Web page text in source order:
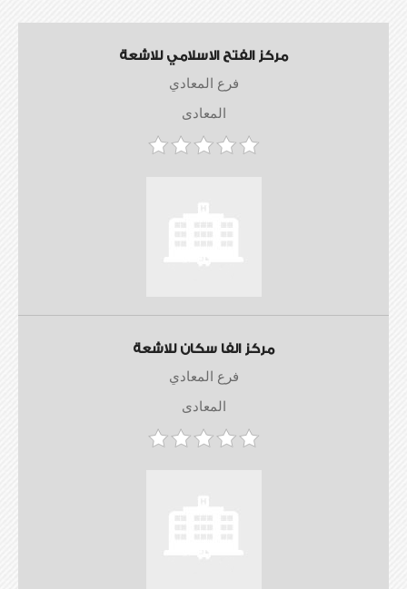
مركز الفتح الاسلامي للاشعة
فرع المعادي
المعادى
مركز الفا سكان للاشعة
فرع المعادي
المعادى